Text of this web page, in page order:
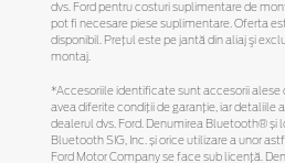
dvs. Ford pentru costuri suplimentare de
pot fi necesare piese suplimentare. Oferta
disponibil. Preţul este pe jantă din aliaj şi
montaj.
*Accesoriile identificate sunt accesorii alese
avea diferite condiții de garanție, iar detaliile
dealerul dvs. Ford. Denumirea Bluetooth® și
Bluetooth SIG, Inc. și orice utilizare a unor
Ford Motor Company se face sub licență.